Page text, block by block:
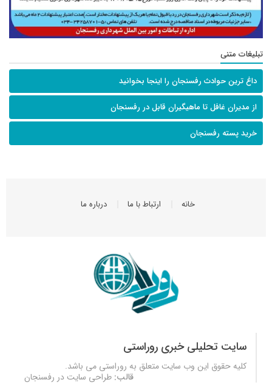
تبلیغات متنی
داغ ترین حوادث رفسنجان را اینجا بخوانید
از مدیران غافل تا ماهیگیران قابل در رفسنجان
خرید پسته رفسنجان
خانه ارتباط با ما درباره ما
سایت تحلیلی خبری روراستی
کلیه حقوق این وب سایت متعلق به روراستی می باشد.
قالب: طراحی سایت در رفسنجان